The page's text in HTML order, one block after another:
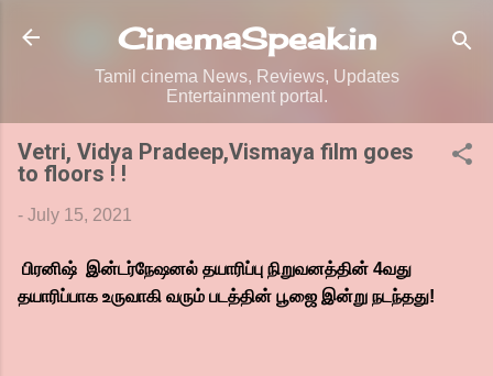
Skip to main content
CinemaSpeak.in
Tamil cinema News, Reviews, Updates
Entertainment portal.
Vetri, Vidya Pradeep,Vismaya film goes
to floors ! !
- July 15, 2021
பிரனிஷ் இன்டர்நேஷனல் தயாரிப்பு நிறுவனத்தின் 4வது
தயாரிப்பாக உருவாகி வரும் படத்தின் பூஜை இன்று நடந்தது!